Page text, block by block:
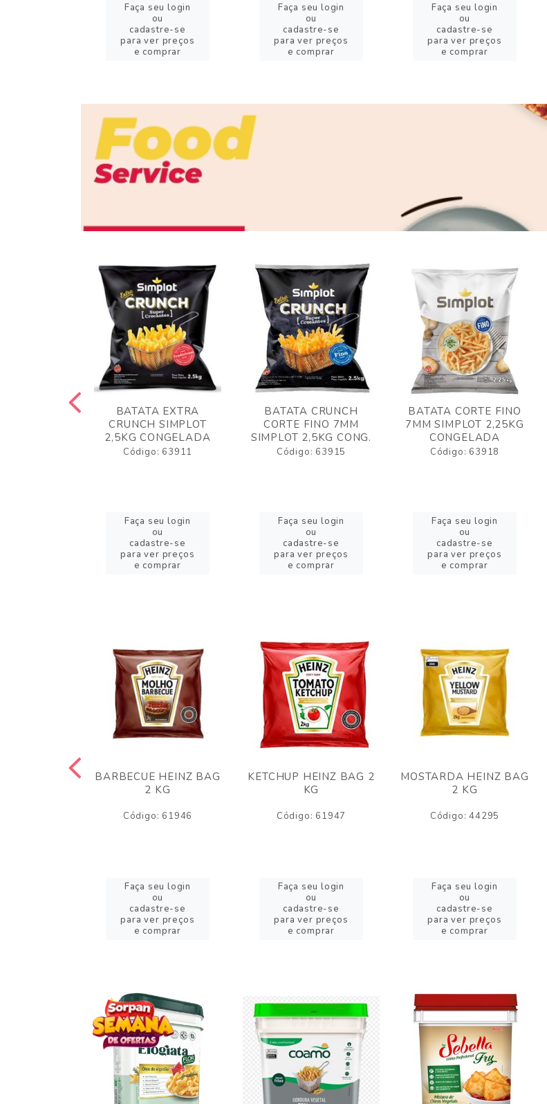
Faça seu login
ou
cadastre-se
para ver preços
e comprar
Faça seu login
ou
cadastre-se
para ver preços
e comprar
Faça seu login
ou
cadastre-se
para ver preços
e comprar
BATATA EXTRA
CRUNCH SIMPLOT
2,5KG CONGELADA
Código: 63911
Faça seu login
ou
cadastre-se
para ver preços
e comprar
BATATA CRUNCH
CORTE FINO 7MM
SIMPLOT 2,5KG CONG.
Código: 63915
Faça seu login
ou
cadastre-se
para ver preços
e comprar
BATATA CORTE FINO
7MM SIMPLOT 2,25KG
CONGELADA
Código: 63918
Faça seu login
ou
cadastre-se
para ver preços
e comprar
BARBECUE HEINZ BAG
2 KG
Código: 61946
Faça seu login
ou
cadastre-se
para ver preços
e comprar
KETCHUP HEINZ BAG 2
KG
Código: 61947
Faça seu login
ou
cadastre-se
para ver preços
e comprar
MOSTARDA HEINZ BAG
2 KG
Código: 44295
Faça seu login
ou
cadastre-se
para ver preços
e comprar